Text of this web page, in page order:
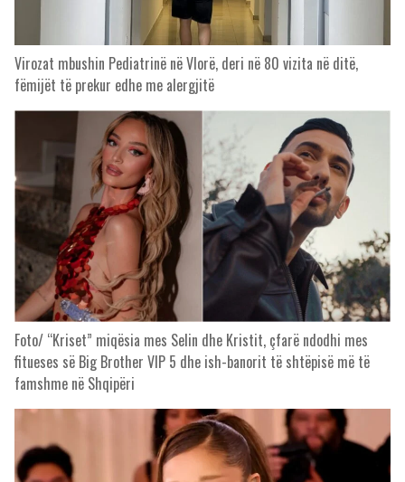
Virozat mbushin Pediatrinë në Vlorë, deri në 80 vizita në ditë,
fëmijët të prekur edhe me alergjitë
Foto/ “Kriset” miqësia mes Selin dhe Kristit, çfarë ndodhi mes
fitueses së Big Brother VIP 5 dhe ish-banorit të shtëpisë më të
famshme në Shqipëri